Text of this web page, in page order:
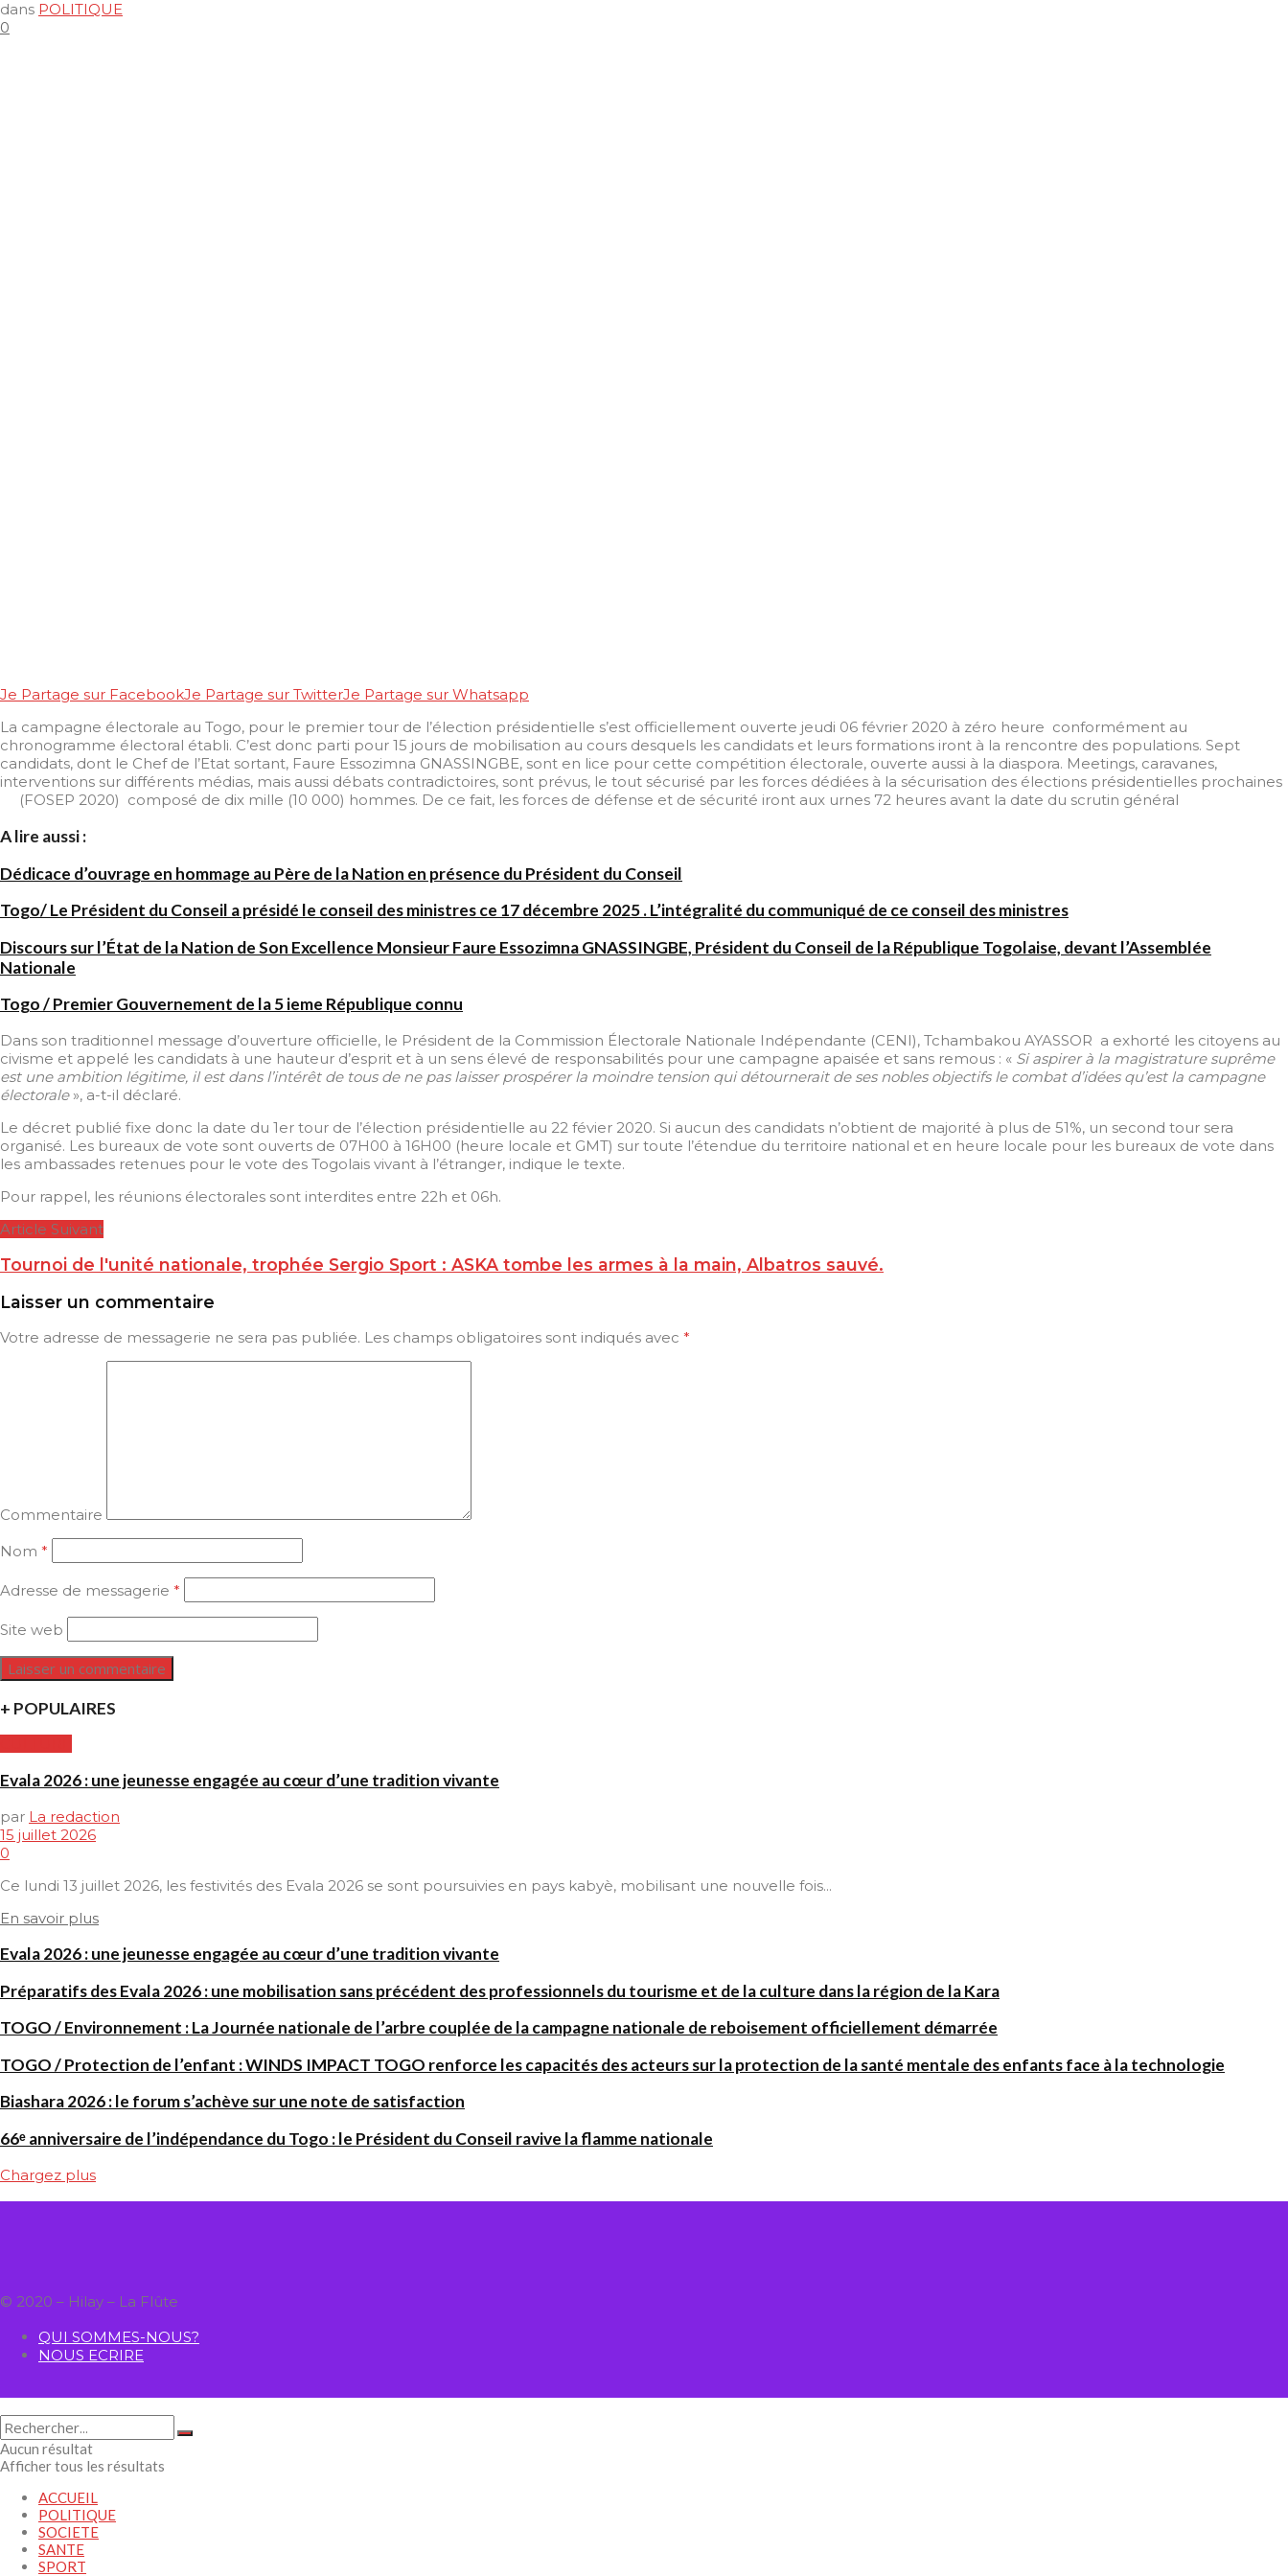
dans POLITIQUE
0
Je Partage sur FacebookJe Partage sur TwitterJe Partage sur Whatsapp
La campagne électorale au Togo, pour le premier tour de l’élection présidentielle s’est officiellement ouverte jeudi 06 février 2020 à zéro heure conformément au
chronogramme électoral établi. C’est donc parti pour 15 jours de mobilisation au cours desquels les candidats et leurs formations iront à la rencontre des populations. Sept
candidats, dont le Chef de l’Etat sortant, Faure Essozimna GNASSINGBE, sont en lice pour cette compétition électorale, ouverte aussi à la diaspora. Meetings, caravanes,
interventions sur différents médias, mais aussi débats contradictoires, sont prévus, le tout sécurisé par les forces dédiées à la sécurisation des élections présidentielles prochaines
(FOSEP 2020) composé de dix mille (10 000) hommes. De ce fait, les forces de défense et de sécurité iront aux urnes 72 heures avant la date du scrutin général
A lire aussi :
Dédicace d’ouvrage en hommage au Père de la Nation en présence du Président du Conseil
Togo/ Le Président du Conseil a présidé le conseil des ministres ce 17 décembre 2025 . L’intégralité du communiqué de ce conseil des ministres
Discours sur l’État de la Nation de Son Excellence Monsieur Faure Essozimna GNASSINGBE, Président du Conseil de la République Togolaise, devant l’Assemblée
Nationale
Togo / Premier Gouvernement de la 5 ieme République connu
Dans son traditionnel message d’ouverture officielle, le Président de la Commission Électorale Nationale Indépendante (CENI), Tchambakou AYASSOR a exhorté les citoyens au
civisme et appelé les candidats à une hauteur d’esprit et à un sens élevé de responsabilités pour une campagne apaisée et sans remous : « Si aspirer à la magistrature suprême
est une ambition légitime, il est dans l’intérêt de tous de ne pas laisser prospérer la moindre tension qui détournerait de ses nobles objectifs le combat d’idées qu’est la campagne
électorale», a-t-il déclaré.
Le décret publié fixe donc la date du 1er tour de l’élection présidentielle au 22 févier 2020. Si aucun des candidats n’obtient de majorité à plus de 51%, un second tour sera
organisé. Les bureaux de vote sont ouverts de 07H00 à 16H00 (heure locale et GMT) sur toute l’étendue du territoire national et en heure locale pour les bureaux de vote dans
les ambassades retenues pour le vote des Togolais vivant à l’étranger, indique le texte.
Pour rappel, les réunions électorales sont interdites entre 22h et 06h.
Article Suivant
Tournoi de l'unité nationale, trophée Sergio Sport : ASKA tombe les armes à la main, Albatros sauvé.
Laisser un commentaire
Votre adresse de messagerie ne sera pas publiée. Les champs obligatoires sont indiqués avec *
Commentaire
Nom *
Adresse de messagerie *
Site web
+ POPULAIRES
Evala 2026 : une jeunesse engagée au cœur d’une tradition vivante
par La redaction
15 juillet 2026
0
Ce lundi 13 juillet 2026, les festivités des Evala 2026 se sont poursuivies en pays kabyè, mobilisant une nouvelle fois...
En savoir plus
Evala 2026 : une jeunesse engagée au cœur d’une tradition vivante
Préparatifs des Evala 2026 : une mobilisation sans précédent des professionnels du tourisme et de la culture dans la région de la Kara
TOGO / Environnement : La Journée nationale de l’arbre couplée de la campagne nationale de reboisement officiellement démarrée
TOGO / Protection de l’enfant : WINDS IMPACT TOGO renforce les capacités des acteurs sur la protection de la santé mentale des enfants face à la technologie
Biashara 2026 : le forum s’achève sur une note de satisfaction
66ᵉ anniversaire de l’indépendance du Togo : le Président du Conseil ravive la flamme nationale
Chargez plus
© 2020 – Hilay – La Flûte
QUI SOMMES-NOUS?
NOUS ECRIRE
Aucun résultat
Afficher tous les résultats
ACCUEIL
POLITIQUE
SOCIETE
SANTE
SPORT